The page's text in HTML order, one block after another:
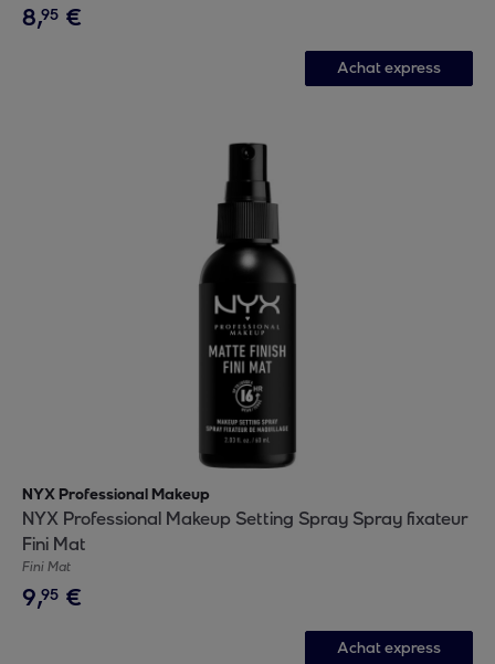
8,95 €
Achat express
NYX Professional Makeup
NYX Professional Makeup Setting Spray Spray fixateur
Fini Mat
Fini Mat
9,95 €
Achat express